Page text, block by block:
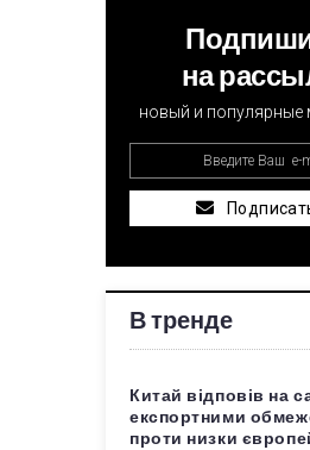
на
новый и популярные
В тренде
Китай відповів на
експортними
проти низки